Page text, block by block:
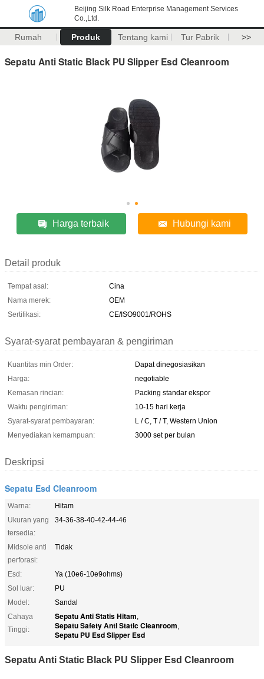
Beijing Silk Road Enterprise Management Services
Co.,Ltd.
Rumah Produk Tentang kami Tur Pabrik >>
Sepatu Anti Static Black PU Slipper Esd Cleanroom
Harga terbaik Hubungi kami
Detail produk
Tempat asal:
Cina
Nama merek:
OEM
Sertifikasi:
CE/ISO9001/ROHS
Syarat-syarat pembayaran & pengiriman
Kuantitas min Order:
Dapat dinegosiasikan
Harga:
negotiable
Kemasan rincian:
Packing standar ekspor
Waktu pengiriman:
10-15 hari kerja
Syarat-syarat pembayaran:
L / C, T / T, Western Union
Menyediakan kemampuan:
3000 set per bulan
Deskripsi
Sepatu Esd Cleanroom
Warna:
Hitam
Ukuran yang
tersedia:
34-36-38-40-42-44-46
Midsole anti
perforasi:
Tidak
Esd:
Ya (10e6-10e9ohms)
Sol luar:
PU
Model:
Sandal
Cahaya
Tinggi:
Sepatu Anti Statis Hitam,
Sepatu Safety Anti Static Cleanroom,
Sepatu PU Esd Slipper Esd
Sepatu Anti Static Black PU Slipper Esd Cleanroom